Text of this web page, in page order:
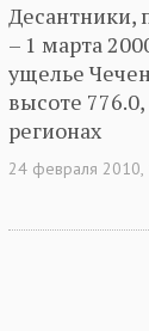
Десантники,
– 1 марта
ущелье
высоте
регионах
24 февраля 2010,